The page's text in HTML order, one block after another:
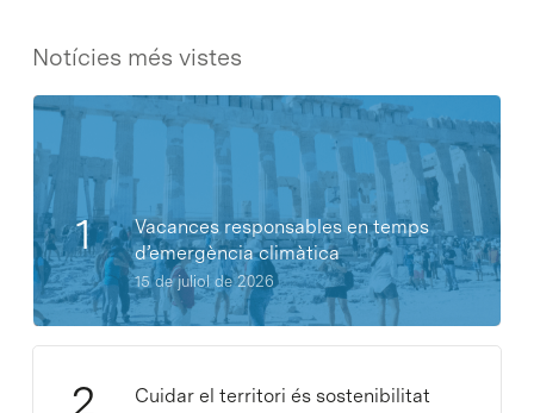
Notícies més vistes
Vacances responsables en temps
d’emergència climàtica
15 de juliol de 2026
Cuidar el territori és sostenibilitat